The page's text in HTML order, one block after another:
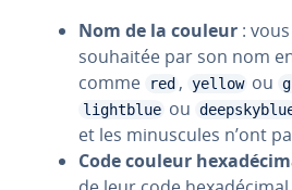
Nom de la couleur :
souhaitée par son nom
comme
red , yellow ou
lightblue ou
et les mi­nus­cules n’ont
Code couleur